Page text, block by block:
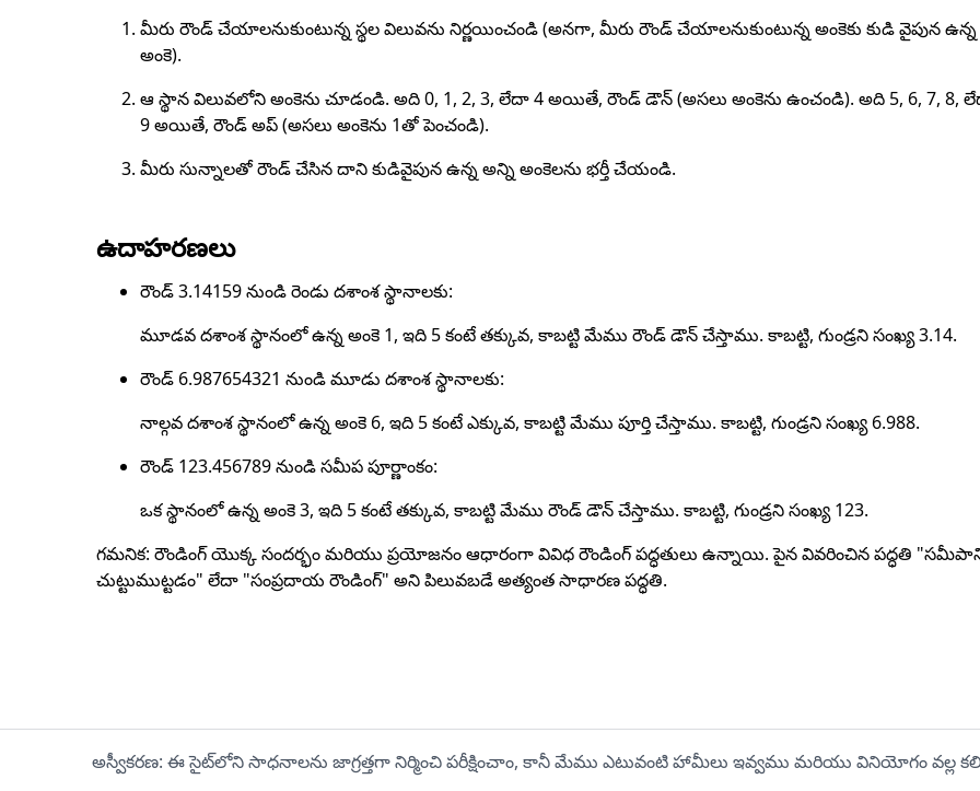
మీరు రౌండ్ చేయాలనుకుంటున్న స్థల విలువను నిర్ణయించండి (అనగా, మీరు రౌండ్ చేయాలనుకుంటున్న అంకెకు కుడి వైపున ఉన్న
అంకె).
ఆ స్థాన విలువలోని అంకెను చూడండి. అది 0, 1, 2, 3, లేదా 4 అయితే, రౌండ్ డౌన్ (అసలు అంకెను ఉంచండి). అది 5, 6, 7, 8,
9 అయితే, రౌండ్ అప్ (అసలు అంకెను 1తో పెంచండి).
మీరు సున్నాలతో రౌండ్ చేసిన దాని కుడివైపున ఉన్న అన్ని అంకెలను భర్తీ చేయండి.
ఉదాహరణలు
రౌండ్ 3.14159 నుండి రెండు దశాంశ స్థానాలకు:
మూడవ దశాంశ స్థానంలో ఉన్న అంకె 1, ఇది 5 కంటే తక్కువ, కాబట్టి మేము రౌండ్ డౌన్ చేస్తాము. కాబట్టి, గుండ్రని సంఖ్య 3.14.
రౌండ్ 6.987654321 నుండి మూడు దశాంశ స్థానాలకు:
నాల్గవ దశాంశ స్థానంలో ఉన్న అంకె 6, ఇది 5 కంటే ఎక్కువ, కాబట్టి మేము పూర్తి చేస్తాము. కాబట్టి, గుండ్రని సంఖ్య 6.988.
రౌండ్ 123.456789 నుండి సమీప పూర్ణాంకం:
ఒక స్థానంలో ఉన్న అంకె 3, ఇది 5 కంటే తక్కువ, కాబట్టి మేము రౌండ్ డౌన్ చేస్తాము. కాబట్టి, గుండ్రని సంఖ్య 123.
గమనిక: రౌండింగ్ యొక్క సందర్భం మరియు ప్రయోజనం ఆధారంగా వివిధ రౌండింగ్ పద్ధతులు ఉన్నాయి. పైన వివరించిన పద్ధతి
చుట్టుముట్టడం" లేదా "సంప్రదాయ రౌండింగ్" అని పిలువబడే అత్యంత సాధారణ పద్ధతి.
అస్వీకరణ: ఈ సైట్‌లోని సాధనాలను జాగ్రత్తగా నిర్మించి పరీక్షించాం, కానీ మేము ఎటువంటి హామీలు ఇవ్వము మరియు వినియోగం వల్ల